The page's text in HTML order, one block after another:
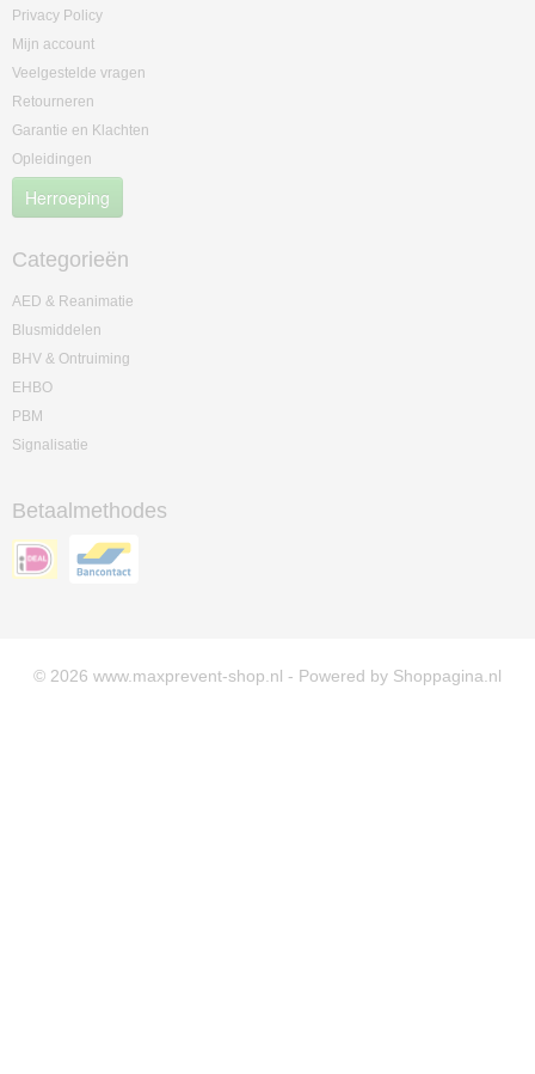
Privacy Policy
Mijn account
Veelgestelde vragen
Retourneren
Garantie en Klachten
Opleidingen
Herroeping
Categorieën
AED & Reanimatie
Blusmiddelen
BHV & Ontruiming
EHBO
PBM
Signalisatie
Betaalmethodes
© 2026 www.maxprevent-shop.nl - Powered by Shoppagina.nl